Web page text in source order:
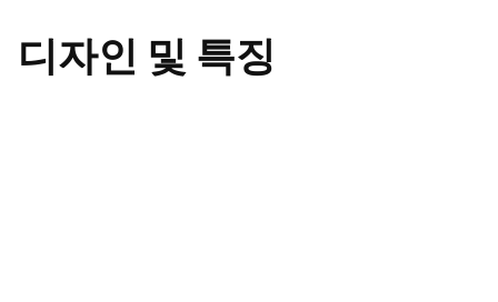
디자인 및 특징